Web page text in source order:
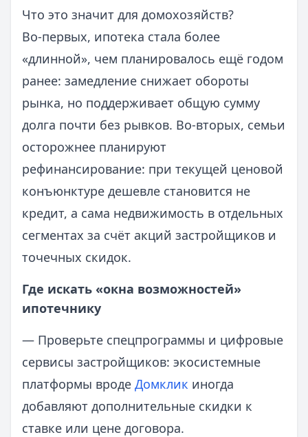
Что это значит для домохозяйств?
Во‑первых, ипотека стала более
«длинной», чем планировалось ещё годом
ранее: замедление снижает обороты
рынка, но поддерживает общую сумму
долга почти без рывков. Во‑вторых, семьи
осторожнее планируют
рефинансирование: при текущей ценовой
конъюнктуре дешевле становится не
кредит, а сама недвижимость в отдельных
сегментах за счёт акций застройщиков и
точечных скидок.
Где искать «окна возможностей»
ипотечнику
— Проверьте спецпрограммы и цифровые
сервисы застройщиков: экосистемные
платформы вроде Домклик иногда
добавляют дополнительные скидки к
ставке или цене договора.